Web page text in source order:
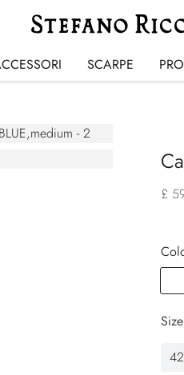
SCARPE
£
Size
42